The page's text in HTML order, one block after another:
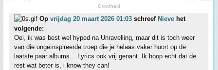
Grootheid
Op vrijdag 20 maart 2026 01:03 schreef Nieve het
volgende:
Oei, ik was best wel hyped na Unravelling, maar dit is toch weer
van die ongeïnspireerde troep die je helaas vaker hoort op de
laatste paar albums... Lyrics ook vrij genant. Ik hoop echt dat de
rest wat beter is, i know they can!